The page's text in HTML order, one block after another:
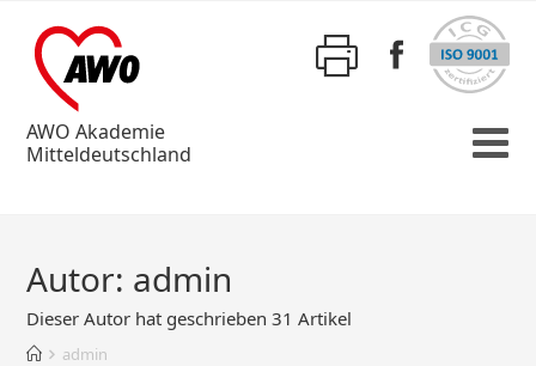
AWO Akademie
Mitteldeutschland
Autor: admin
Dieser Autor hat geschrieben 31 Artikel
admin